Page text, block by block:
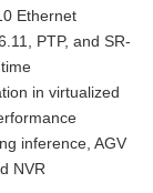
Ethernet
PTP, and SR-
in virtualized
inference, AGV
NVR